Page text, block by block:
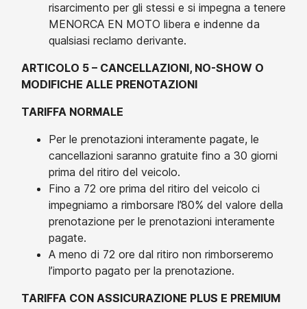
risarcimento per gli stessi e si impegna a tenere
MENORCA EN MOTO libera e indenne da
qualsiasi reclamo derivante.
ARTICOLO 5 – CANCELLAZIONI, NO-SHOW O
MODIFICHE ALLE PRENOTAZIONI
TARIFFA NORMALE
Per le prenotazioni interamente pagate, le
cancellazioni saranno gratuite fino a 30 giorni
prima del ritiro del veicolo.
Fino a 72 ore prima del ritiro del veicolo ci
impegniamo a rimborsare l’80% del valore della
prenotazione per le prenotazioni interamente
pagate.
A meno di 72 ore dal ritiro non rimborseremo
l’importo pagato per la prenotazione.
TARIFFA CON ASSICURAZIONE PLUS E PREMIUM